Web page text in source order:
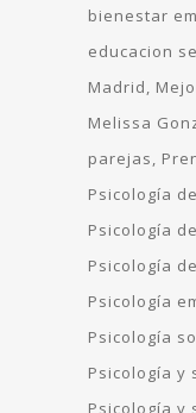
bienestar
educacion
Madrid
Melissa
parejas
Psicología
Psicología
Psicología
Psicología
Psicología
Psicología y